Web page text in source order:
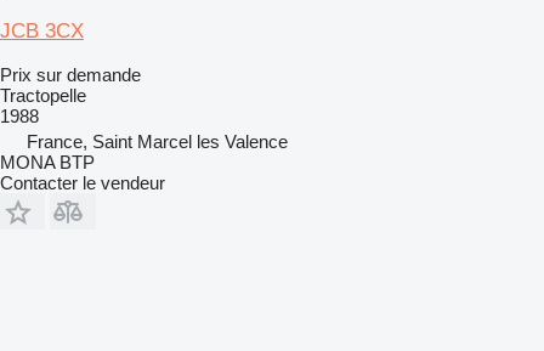
JCB 3CX
Prix sur demande
Tractopelle
1988
France, Saint Marcel les Valence
MONA BTP
Contacter le vendeur